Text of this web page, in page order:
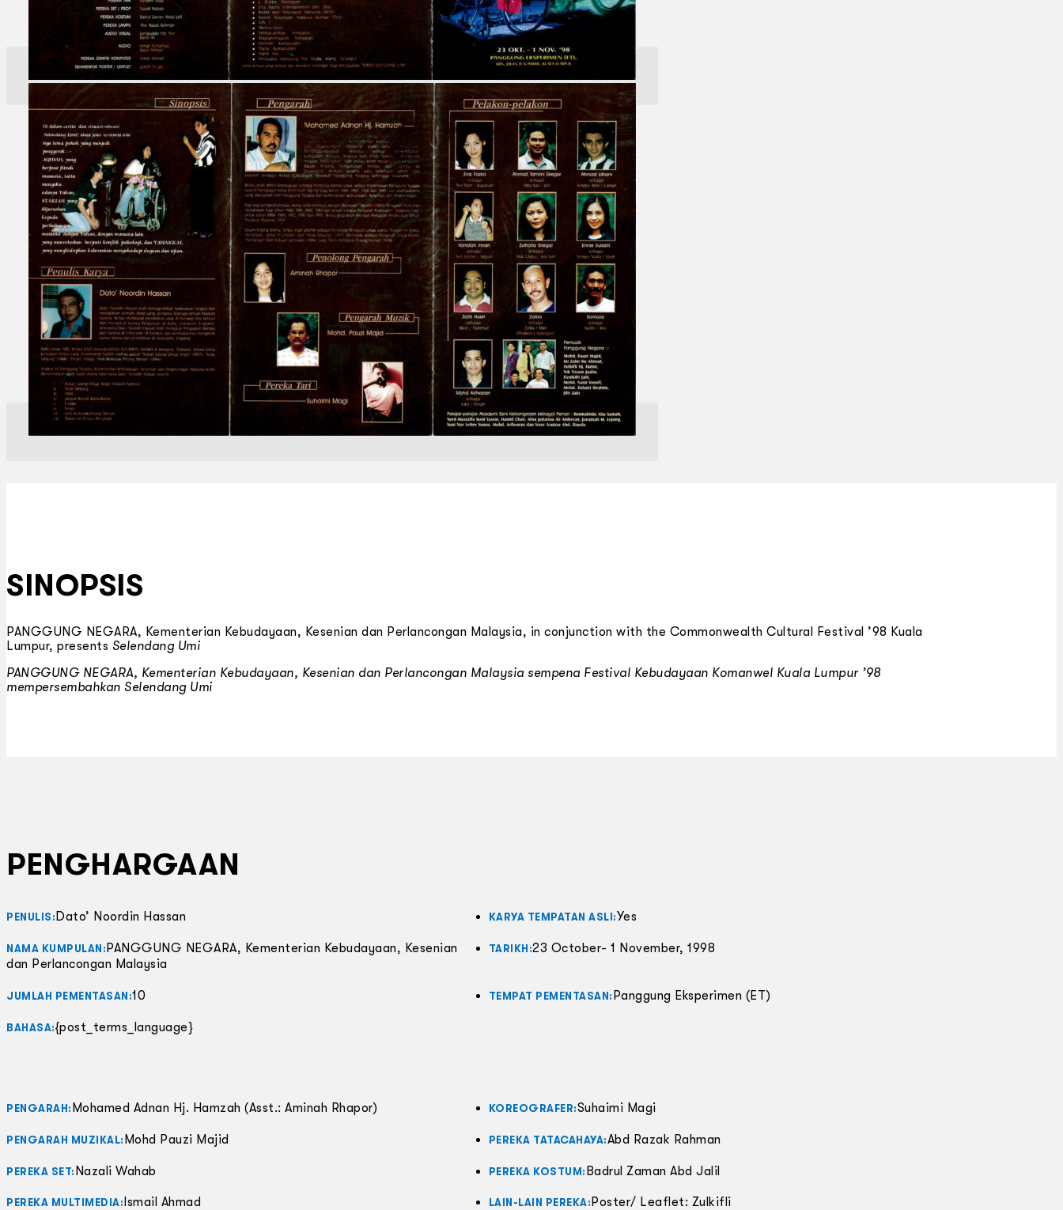
SINOPSIS
PANGGUNG NEGARA, Kementerian Kebudayaan, Kesenian dan Perlancongan Malaysia, in conjunction with the Commonwealth Cultural Festival ’98 Kuala
Lumpur, presents Selendang Umi
PANGGUNG NEGARA, Kementerian Kebudayaan, Kesenian dan Perlancongan Malaysia sempena Festival Kebudayaan Komanwel Kuala Lumpur ’98
mempersembahkan Selendang Umi
PENGHARGAAN
PENULIS: Dato’ Noordin Hassan KARYA TEMPATAN ASLI:Yes
NAMA KUMPULAN: PANGGUNG NEGARA, Kementerian Kebudayaan, Kesenian
dan Perlancongan Malaysia
TARIKH:23 October- 1 November, 1998
JUMLAH PEMENTASAN:10 TEMPAT PEMENTASAN: Panggung Eksperimen (ET)
BAHASA:{post_terms_language}
PENGARAH: Mohamed Adnan Hj. Hamzah (Asst.: Aminah Rhapor) KOREOGRAFER:Suhaimi Magi
PENGARAH MUZIKAL: Mohd Pauzi Majid PEREKA TATACAHAYA:Abd Razak Rahman
PEREKA SET: Nazali Wahab PEREKA KOSTUM: Badrul Zaman Abd Jalil
PEREKA MULTIMEDIA: Ismail Ahmad LAIN-LAIN PEREKA: Poster/ Leaflet: Zulkifli